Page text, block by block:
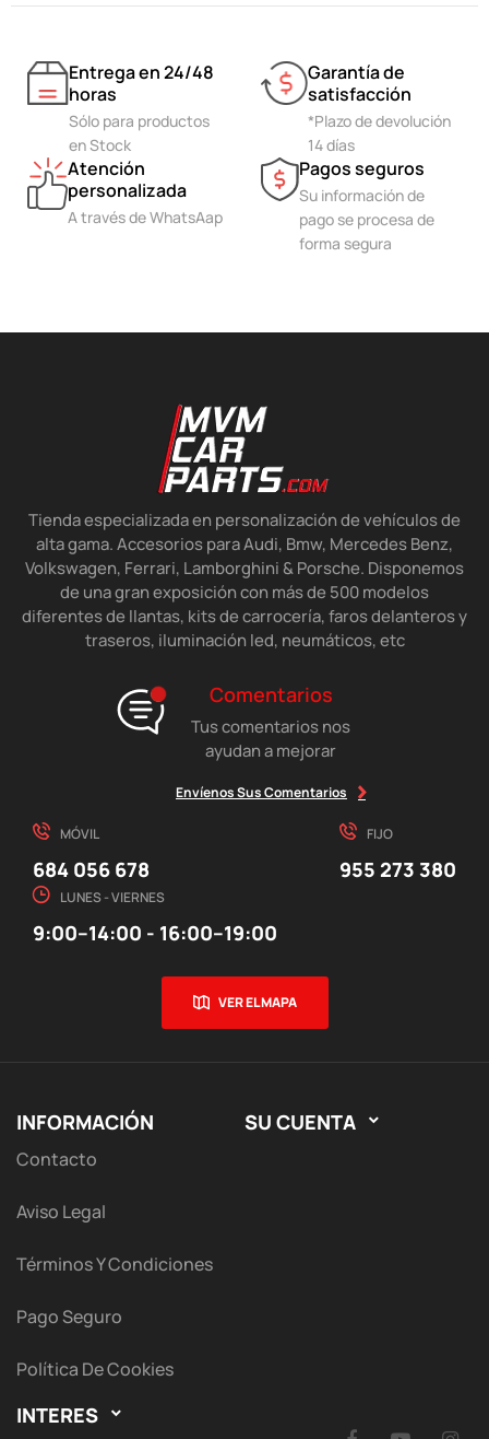
Entrega en 24/48
horas
Sólo para productos
en Stock
Garantía de
satisfacción
*Plazo de devolución
14 días
Atención
personalizada
A través de WhatsAap
Pagos seguros
Su información de
pago se procesa de
forma segura
Tienda especializada en personalización de vehículos de
alta gama. Accesorios para Audi, Bmw, Mercedes Benz,
Volkswagen, Ferrari, Lamborghini & Porsche. Disponemos
de una gran exposición con más de 500 modelos
diferentes de llantas, kits de carrocería, faros delanteros y
traseros, iluminación led, neumáticos, etc
Comentarios
Tus comentarios nos
ayudan a mejorar
Envíenos Sus Comentarios
MÓVIL
684 056 678
FIJO
955 273 380
LUNES - VIERNES
9:00–14:00 - 16:00–19:00
VER EL MAPA
INFORMACIÓN
Contacto
Aviso Legal
Términos Y Condiciones
Pago Seguro
Política De Cookies
SU CUENTA 
INTERES 